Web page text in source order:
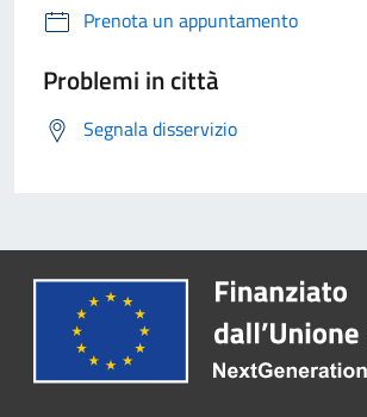
Prenota un appuntamento
Problemi in città
Segnala disservizio